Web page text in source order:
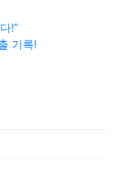
!”
기록!